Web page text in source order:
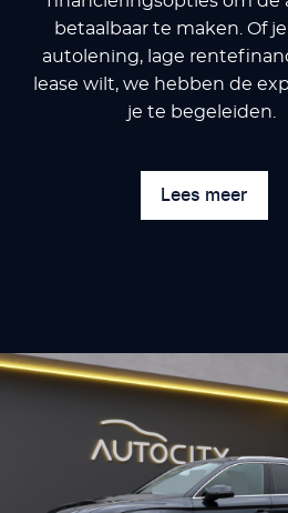
betaalbaar te maken. Of
autolening, lage
lease wilt, we hebben de
je te begeleiden.
Lees meer